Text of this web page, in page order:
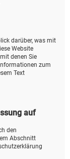
darüber, was mit
Website
denen Sie
zum
Text
auf
den
Abschnitt